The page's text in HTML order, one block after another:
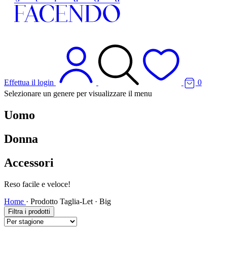
Effettua il login
0
Selezionare un genere per visualizzare il menu
Uomo
Donna
Accessori
Reso facile e veloce!
Home · Prodotto Taglia-Let · Big
Filtra i prodotti